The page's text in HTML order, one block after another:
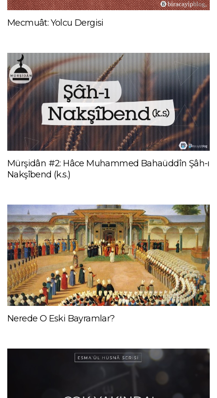
Mecmuât: Yolcu Dergisi
Mürşidân #2: Hâce Muhammed Bahaüddîn Şâh-ı
Nakşîbend (k.s.)
Nerede O Eski Bayramlar?